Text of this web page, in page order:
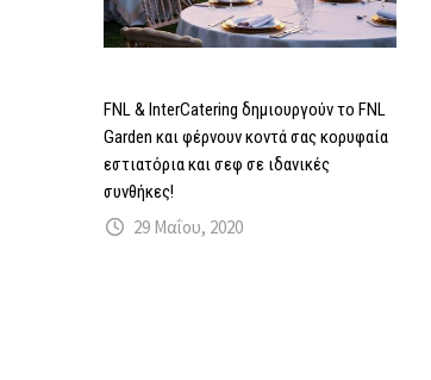
FNL & InterCatering δημιουργούν το FNL
Garden και φέρνουν κοντά σας κορυφαία
εστιατόρια και σεφ σε ιδανικές
συνθήκες!
29 Μαΐου, 2020